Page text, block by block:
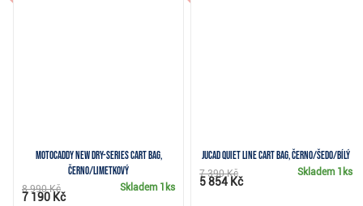
Motocaddy NEW Dry-Series cart bag,
černo/limetkový
Skladem 1ks
8 990 Kč
7 190 Kč
JuCad Quiet Line cart bag, černo/šedo/bílý
Skladem 1ks
7 390 Kč
5 854 Kč